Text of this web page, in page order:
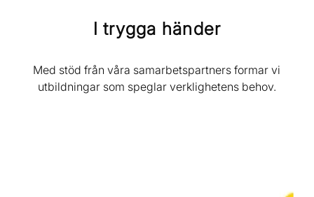
I trygga händer
Med stöd från våra samarbetspartners formar vi
utbildningar som speglar verklighetens behov.